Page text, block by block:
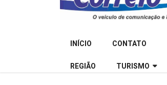
INÍCIO CONTATO
REGIÃO TURISMO